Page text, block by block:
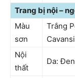
Trang bị nội –
Màu
sơn
Trắng
Nội
thất
Da: